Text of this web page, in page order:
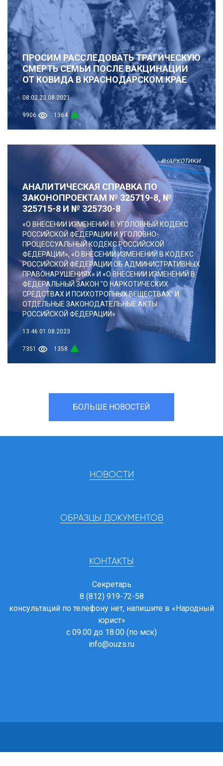
ПРОСИМ РАССЛЕДОВАТЬ ТРАГИЧЕСКУЮ
СМЕРТЬ СЕМЬИ ПОСЛЕ ВАКЦИНАЦИИ
ОТ КОВИДА В КРАСНОДАРСКОМ КРАЕ
08:02 23.08.2021
9906 1364
#НАРКОТИКИ
АНАЛИТИЧЕСКАЯ СПРАВКА ПО
ЗАКОНОПРОЕКТАМ № 325719-8, №
325715-8 И № 325730-8
«О ВНЕСЕНИИ ИЗМЕНЕНИЙ В УГОЛОВНЫЙ КОДЕКС
РОССИЙСКОЙ ФЕДЕРАЦИИ И УГОЛОВНО-
ПРОЦЕССУАЛЬНЫЙ КОДЕКС РОССИЙСКОЙ
ФЕДЕРАЦИИ», «О ВНЕСЕНИИ ИЗМЕНЕНИЙ В КОДЕКС
РОССИЙСКОЙ ФЕДЕРАЦИИ ОБ АДМИНИСТРАТИВНЫХ
ПРАВОНАРУШЕНИЯХ» И «О ВНЕСЕНИИ ИЗМЕНЕНИЙ В
ФЕДЕРАЛЬНЫЙ ЗАКОН "О НАРКОТИЧЕСКИХ
СРЕДСТВАХ И ПСИХОТРОПНЫХ ВЕЩЕСТВАХ" И
ОТДЕЛЬНЫЕ ЗАКОНОДАТЕЛЬНЫЕ АКТЫ
РОССИЙСКОЙ ФЕДЕРАЦИИ»
13:46 01.08.2023
7351 1358
БОЛЬШЕ НОВОСТЕЙ
НОВОСТИ
ОБРАЗЦЫ ДОКУМЕНТОВ
КОНТАКТЫ
Секретарь
8 (812) 919-72-58
консультаций по телефону нет, напишите в «Народный
юрист»
с 09.00 до 18.00 (по мск)
info@ouzs.ru